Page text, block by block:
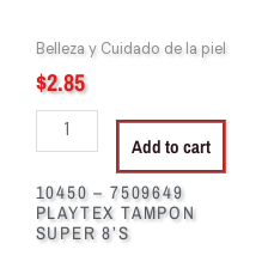
Belleza y Cuidado de la piel
$2.85
Add to cart
10450 – 7509649
PLAYTEX TAMPON
SUPER 8’S